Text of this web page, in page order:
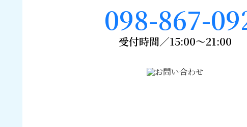
098-867-
受付時間／15:00～21:00